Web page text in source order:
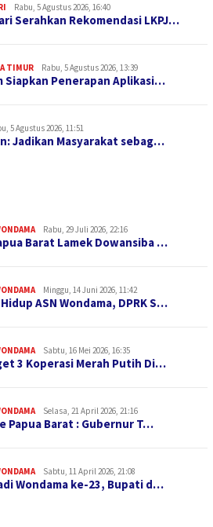
Rabu, 5 Agustus 2026, 16:40
Serahkan Rekomendasi LKPJ…
TIMUR Rabu, 5 Agustus 2026, 13:39
Siapkan Penerapan Aplikasi…
5 Agustus 2026, 11:51
Jadikan Masyarakat sebag…
Rabu, 29 Juli 2026, 22:16
Barat Lamek Dowansiba …
Minggu, 14 Juni 2026, 11:42
ASN Wondama, DPRK S…
Sabtu, 16 Mei 2026, 16:35
3 Koperasi Merah Putih Di…
Selasa, 21 April 2026, 21:16
Papua Barat : Gubernur T…
Sabtu, 11 April 2026, 21:08
Wondama ke-23, Bupati d…